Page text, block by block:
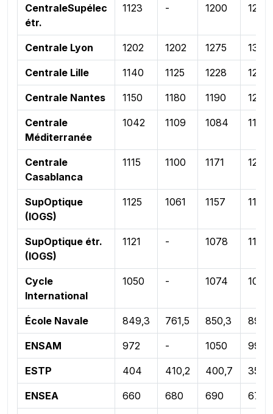
CentraleSupélec
étr.
1123 - 1200 1200
Centrale Lyon 1202 1202 1275 1329
Centrale Lille 1140 1125 1228 1228
Centrale Nantes 1150 1180 1190 1217
Centrale
Méditerranée
1042 1109 1084 1101
Centrale
Casablanca
1115 1100 1171 1200
SupOptique
(IOGS)
1125 1061 1157 1163
SupOptique étr.
(IOGS)
1121 - 1078 1193
Cycle
International
1050 - 1074 1077
École Navale 849,3 761,5 850,3
ENSAM 972 - 1050 994
ESTP 404 410,2 400,7 351,5
ENSEA 660 680 690 670